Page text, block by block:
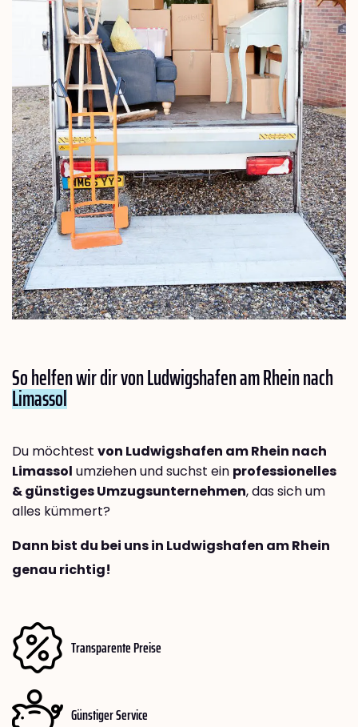
So helfen wir dir von Ludwigshafen am Rhein nach
Limassol
Du möchtest von Ludwigshafen am Rhein nach
Limassol umziehen und suchst ein professionelles
& günstiges Umzugsunternehmen, das sich um
alles kümmert?
Dann bist du bei uns in Ludwigshafen am Rhein
genau richtig!
Transparente Preise
Günstiger Service